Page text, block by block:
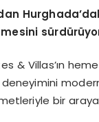
& Villas’ın
deneyimini
bir